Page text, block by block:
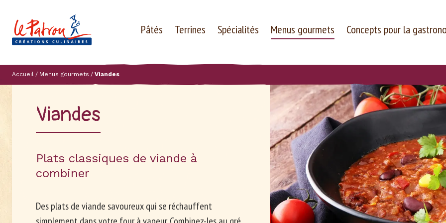
Pâtés Terrines Spécialités Menus gourmets Concepts pour la
Accueil Menus gourmets Viandes
Entreprise
Carrières
Viandes
Plats classiques de viande à
combiner
Des plats de viande savoureux qui se réchauffent